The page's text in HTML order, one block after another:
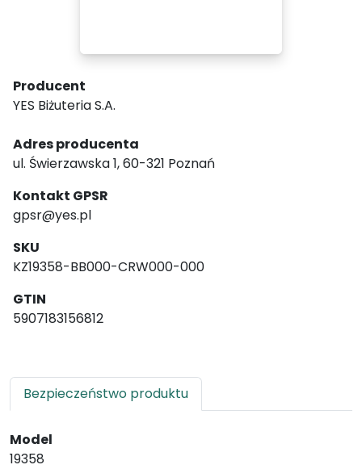
Producent
YES Biżuteria S.A.
Adres producenta
ul. Świerzawska 1, 60-321 Poznań
Kontakt GPSR
gpsr@yes.pl
SKU
KZ19358-BB000-CRW000-000
GTIN
5907183156812
Bezpieczeństwo produktu
Model
19358